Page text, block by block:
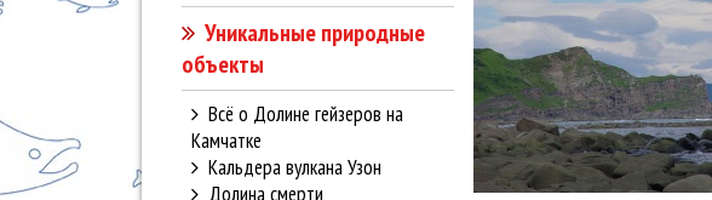
Уникальные природные
объекты
Всё о Долине гейзеров на
Камчатке
Кальдера вулкана Узон
Долина смерти